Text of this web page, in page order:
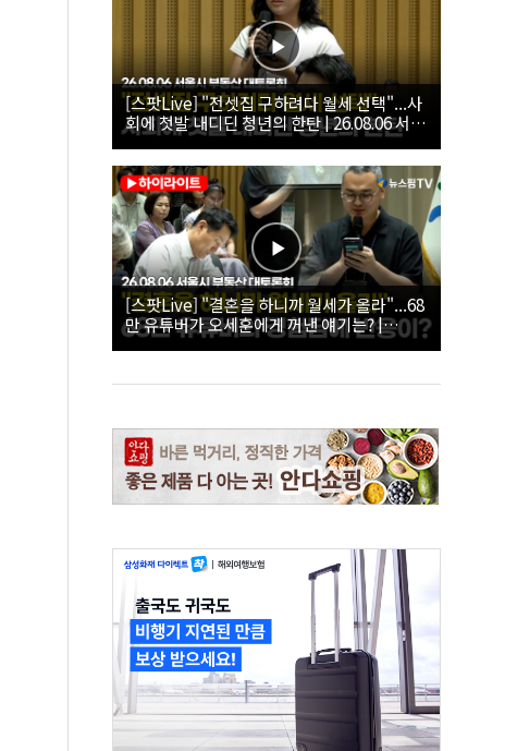
[스팟Live] "전셋집 구하려다 월세 선택"...사
회에 첫발 내디딘 청년의 한탄 | 26.08.06 서울
시 부동산 대토론회
[스팟Live] "결혼을 하니까 월세가 올라"...68
만 유튜버가 오세훈에게 꺼낸 얘기는? |
26.08.06 서울시 부동산 대토론회